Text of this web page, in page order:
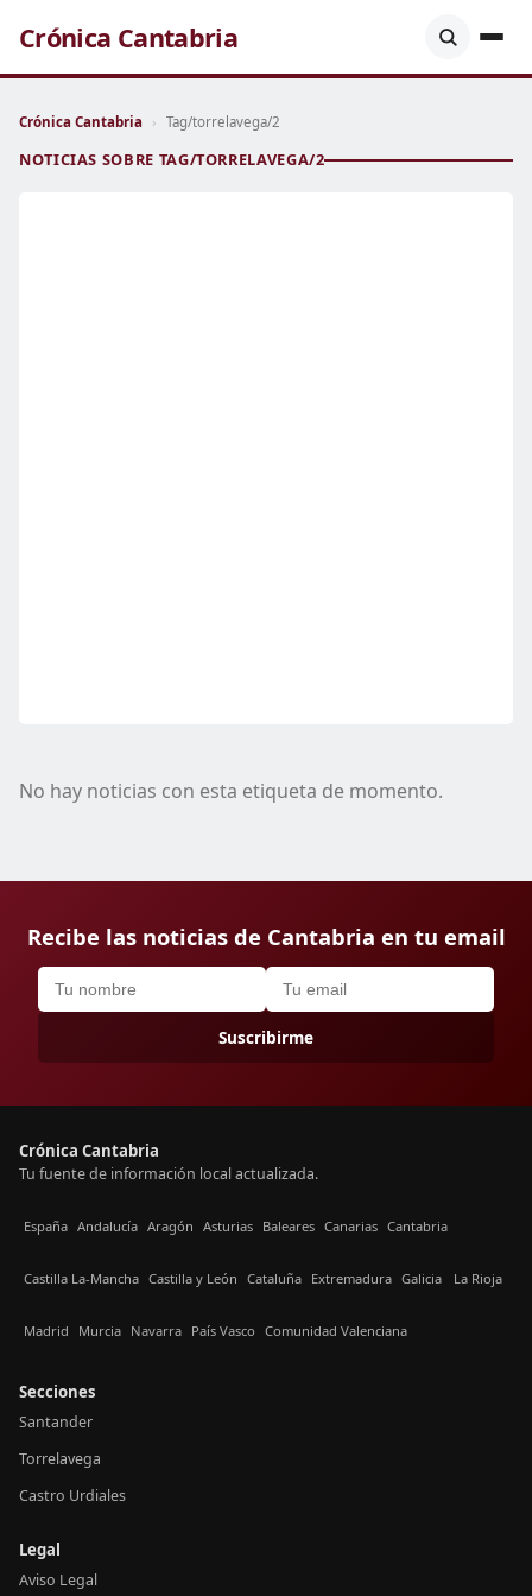
Crónica Cantabria
Crónica Cantabria › Tag/torrelavega/2
NOTICIAS SOBRE TAG/TORRELAVEGA/2
No hay noticias con esta etiqueta de momento.
Recibe las noticias de Cantabria en tu email
Suscribirme
Crónica Cantabria
Tu fuente de información local actualizada.
España Andalucía Aragón Asturias Baleares Canarias Cantabria
Castilla La-Mancha Castilla y León Cataluña Extremadura Galicia La Rioja
Madrid Murcia Navarra País Vasco Comunidad Valenciana
Secciones
Santander
Torrelavega
Castro Urdiales
Legal
Aviso Legal